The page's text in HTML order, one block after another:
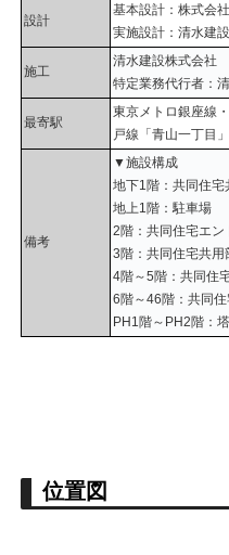
設計
基本設計：株式会
実施設計：清水建
施工
清水建設株式会社
特定業務代行者：
最寄駅
東京メトロ銀座線
戸線「青山一丁目
備考
▼施設構成
地下1階：共同住
地上1階：駐車場
2階：共同住宅エ
3階：共同住宅共
4階～5階：共同住
6階～46階：共同
PH1階～PH2階：
位置図